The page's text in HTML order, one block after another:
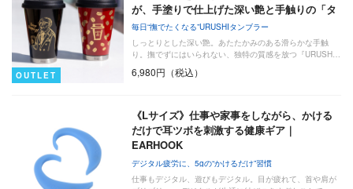
OUTLET
が、手塗りで仕上げた深い艶と手触りの「タ
ン…
毎日“撫でたくなる”URUSHIタンブラー
しっとりとした深い艶。あたたかみのある滑らかな手触
り。撫でずにはいられない、独特の質感を放つ『URUSH…
6,980円（税込）
《Lサイズ》仕事や家事をしながら、かける
だけで耳ツボを刺激する健康ギア｜
EARHOOK
デジタル疲労に、5gの“かけるだけ”習慣
仕事もデジタル、遊びもデジタル。目が疲れて、首や肩が